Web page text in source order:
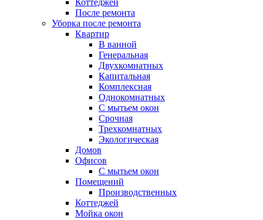
Коттеджей
После ремонта
Уборка после ремонта
Квартир
В ванной
Генеральная
Двухкомнатных
Капитальная
Комплексная
Однокомнатных
С мытьем окон
Срочная
Трехкомнатных
Экологическая
Домов
Офисов
С мытьем окон
Помещений
Производственных
Коттеджей
Мойка окон